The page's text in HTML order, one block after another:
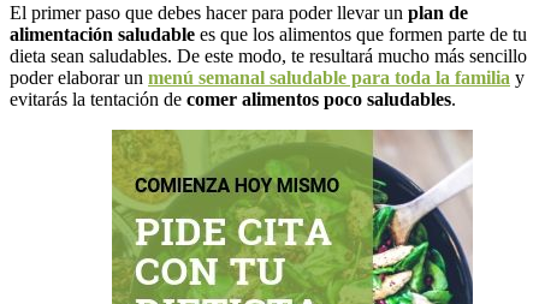
El primer paso que debes hacer para poder llevar un plan de
alimentación saludable es que los alimentos que formen parte de tu
dieta sean saludables. De este modo, te resultará mucho más sencillo
poder elaborar un menú semanal saludable para toda la familia y
evitarás la tentación de comer alimentos poco saludables.